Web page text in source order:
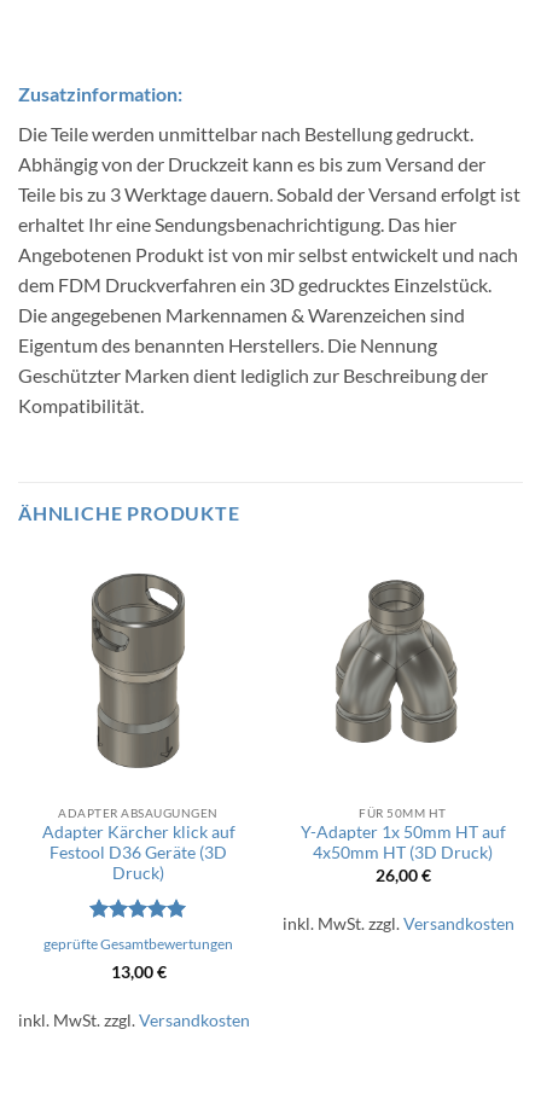
Zusatzinformation:
Die Teile werden unmittelbar nach Bestellung gedruckt.
Abhängig von der Druckzeit kann es bis zum Versand der
Teile bis zu 3 Werktage dauern. Sobald der Versand erfolgt ist
erhaltet Ihr eine Sendungsbenachrichtigung. Das hier
Angebotenen Produkt ist von mir selbst entwickelt und nach
dem FDM Druckverfahren ein 3D gedrucktes Einzelstück.
Die angegebenen Markennamen & Warenzeichen sind
Eigentum des benannten Herstellers. Die Nennung
Geschützter Marken dient lediglich zur Beschreibung der
Kompatibilität.
ÄHNLICHE PRODUKTE
ADAPTER ABSAUGUNGEN
Adapter Kärcher klick auf
Festool D36 Geräte (3D
Druck)
Bewertet
mit5von
geprüfte Gesamtbewertungen
13,00€
inkl. MwSt.zzgl.Versandkosten
FÜR 50MM HT
Y-Adapter 1x 50mm HT auf
4x50mm HT (3D Druck)
26,00€
inkl. MwSt.zzgl.Versandkosten